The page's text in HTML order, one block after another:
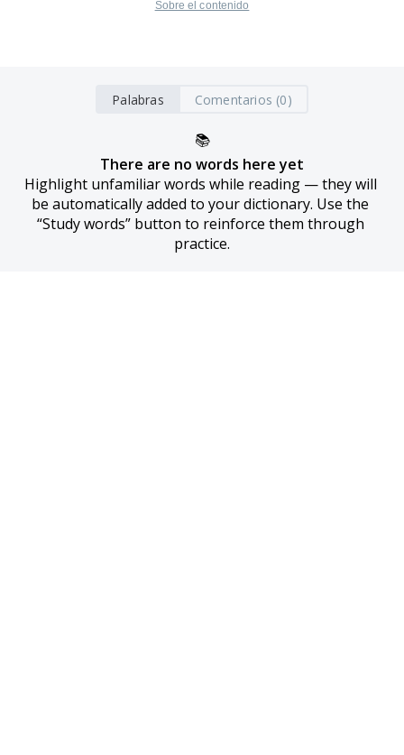
Sobre el contenido
Palabras Comentarios (0)
📚
There are no words here yet
Highlight unfamiliar words while reading — they will
be automatically added to your dictionary. Use the
“Study words” button to reinforce them through
practice.